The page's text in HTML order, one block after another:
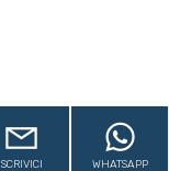
SCRIVICI WHATSAPP